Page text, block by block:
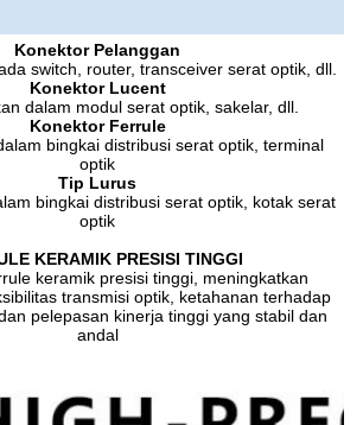
Konektor Pelanggan
switch, router, transceiver serat optik, dll.
Konektor Lucent
dalam modul serat optik, sakelar, dll.
Konektor Ferrule
bingkai distribusi serat optik, terminal
optik
Tip Lurus
bingkai distribusi serat optik, kotak serat
optik
KERAMIK PRESISI TINGGI
keramik presisi tinggi, meningkatkan
transmisi optik, ketahanan terhadap
pelepasan kinerja tinggi yang stabil dan
andal